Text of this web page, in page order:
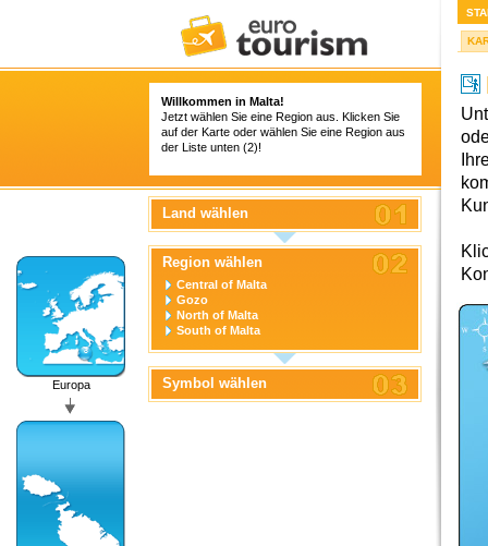
Willkommen in Malta!
Jetzt wählen Sie eine Region aus. Klicken Sie
auf der Karte oder wählen Sie eine Region aus
der Liste unten (2)!
Europa
Land wählen
Region wählen
Central of Malta
Gozo
North of Malta
South of Malta
Symbol wählen